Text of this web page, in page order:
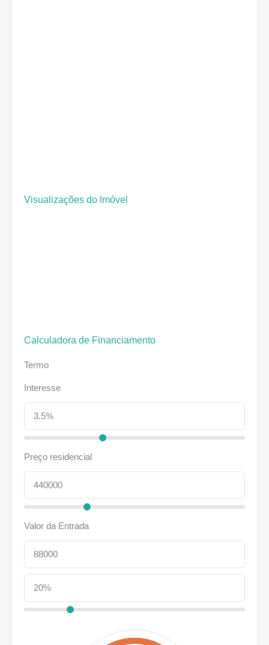
Visualizações do Imóvel
Calculadora de Financiamento
Termo
Interesse
Preço residencial
Valor da Entrada